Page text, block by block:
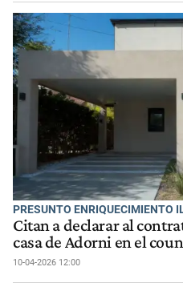
PRESUNTO ENRIQUECIMIENTO
Citan a declarar al
casa de Adorni en el
10-04-2026 12:00